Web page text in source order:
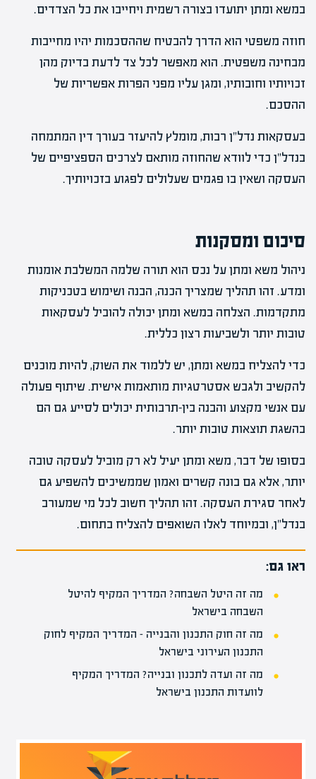
במשא ומתן יתועדו בצורה רשמית ויחייבו את כל הצדדים.
חוזה משפטי הוא הדרך להבטיח שההסכמות יהיו מחייבות
מבחינה משפטית. הוא מאפשר לכל צד לדעת בדיוק מהן
זכויותיו וחובותיו, ומגן עליו מפני הפרות אפשריות של
ההסכם.
בעסקאות נדל"ן רבות, מומלץ להיעזר בעורך דין המתמחה
בנדל"ן כדי לוודא שהחוזה מותאם לצרכים הספציפיים של
העסקה ושאין בו פגמים שעלולים לפגוע בזכויותיך.
סיכום ומסקנות
ניהול משא ומתן על נכס הוא תורה שלמה המשלבת אומנות
ומדע. זהו תהליך שמצריך הכנה, הבנה ושימוש בטכניקות
מתקדמות. הצלחה במשא ומתן יכולה להוביל לעסקאות
טובות יותר ולשביעות רצון כללית.
כדי להצליח במשא ומתן, יש ללמוד את השוק, להיות מוכנים
להקשיב ולגבש אסטרטגיות מותאמות אישית. שיתוף פעולה
עם אנשי מקצוע והבנה בין-תרבותית יכולים לסייע גם הם
בהשגת תוצאות טובות יותר.
בסופו של דבר, משא ומתן יעיל לא רק מוביל לעסקה טובה
יותר, אלא גם בונה קשרים ואמון שממשיכים להשפיע גם
לאחר סגירת העסקה. זהו תהליך חשוב לכל מי שמעורב
בנדל"ן, ובמיוחד לאלו השואפים להצליח בתחום.
ראו גם:
מה זה היטל השבחה? המדריך המקיף להיטל
השבחה בישראל
מה זה חוק התכנון והבנייה – המדריך המקיף לחוק
התכנון העירוני בישראל
מה זה ועדה לתכנון ובנייה? המדריך המקיף
לוועדות התכנון בישראל